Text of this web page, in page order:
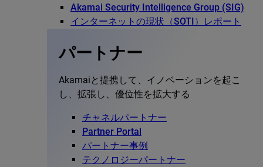
Akamai Security Intelligence Group (SIG)
インターネットの現状（SOTI）レポート
パートナー
Akamaiと提携して、イノベーションを起こ
し、拡張し、優位性を拡大する
チャネルパートナー
Partner Portal
パートナー事例
テクノロジーパートナー